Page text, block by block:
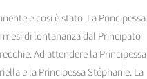
e cosi è stato. La Principessa
di lontananza dal Principato
Ad attendere la Principessa
e la Principessa Stéphanie. La